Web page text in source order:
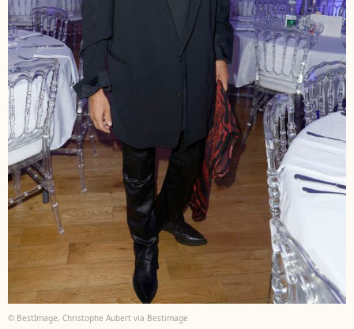
© BestImage, Christophe Aubert via Bestimage